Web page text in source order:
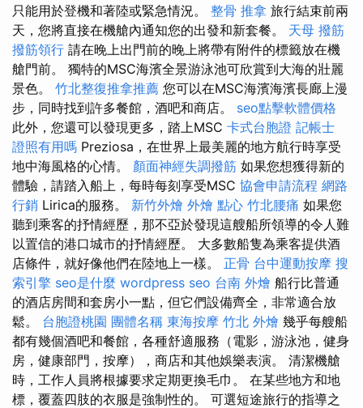
只能用於登機和著陸或緊急情況。 整骨 推拿 旅行結束前兩
天，您將直接在機艙內通知您的出發和新套餐。 天母 撥筋
撥筋領行 請在晚上出門前的晚上將帶有附件的標籤放在機
艙門前。 獨特的MSC海濱全景游泳池可欣賞到大海的壯麗
景色。 竹北整復推拿推薦 您可以在MSC海濱海濱長廊上漫
步，同時找到許多餐館，酒吧和商店。 seo點擊軟體價格
此外，您還可以發現更多，踏上MSC 卡式台胞證 記帳士
證照有用嗎 Preziosa，在世界上最美麗的地方航行時享受
地中海風格的心情。 顏面神經失調撥筋 如果您想獲得新的
體驗，請踏入船上，每時每刻享受MSC 協會申請流程 網路
行銷 Lirica的服務。 新竹外燴 外燴 點心 竹北腰痛 如果您
聽到乘客的抒情經歷，那不亞於發現這艘船所領導的令人難
以置信的港口城市的抒情經歷。 大多數船隻為乘客提供酒
店條件，就好像他們在陸地上一樣。 正骨 台中運動按摩 搜
索引擎 seo是什麼 wordpress seo 台南 外燴 船行比普通
的酒店房間和套房小一點，但它們設備齊全，非常適合放
鬆。 台胞證桃園 團體名稱 東海按摩 竹北 外燴 幾乎每艘船
都有幾個酒吧和餐館，各種舒適服務（電影，游泳池，健身
房，健康部門，按摩），商店和其他娛樂表演。 清潔機艙
時，工作人員將根據要求定期更換毛巾。 在某些地方和地
標，覆蓋四肢的衣服是強制性的。 可選短途旅行的指導之